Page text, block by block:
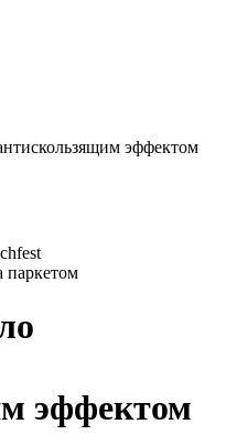
эффектом
паркетом
эффектом